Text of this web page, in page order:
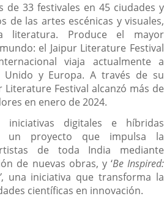
de 33 festivales en 45 ciudades y
de las artes escénicas y visuales,
literatura. Produce el mayor
el Jaipur Literature Festival
viaja actualmente a
Unido y Europa. A través de su
Festival alcanzó más de
en enero de 2024.
iniciativas digitales e híbridas
un proyecto que impulsa la
de toda India mediante
de nuevas obras, y ‘Be Inspired:
, una iniciativa que transforma la
científicas en innovación.